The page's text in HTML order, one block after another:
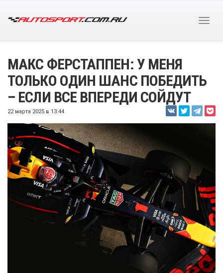
МАКС ФЕРСТАППЕН: У МЕНЯ
ТОЛЬКО ОДИН ШАНС ПОБЕДИТЬ
– ЕСЛИ ВСЕ ВПЕРЕДИ СОЙДУТ
22 марта 2025 в 13:44